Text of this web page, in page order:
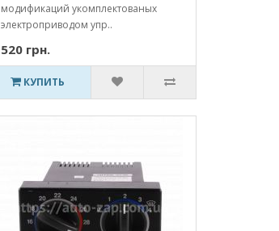
модификаций укомплектованых
электроприводом упр..
520 грн.
КУПИТЬ